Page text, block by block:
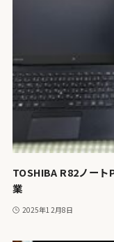
TOSHIBA R82ノー
業
2025年12月8日